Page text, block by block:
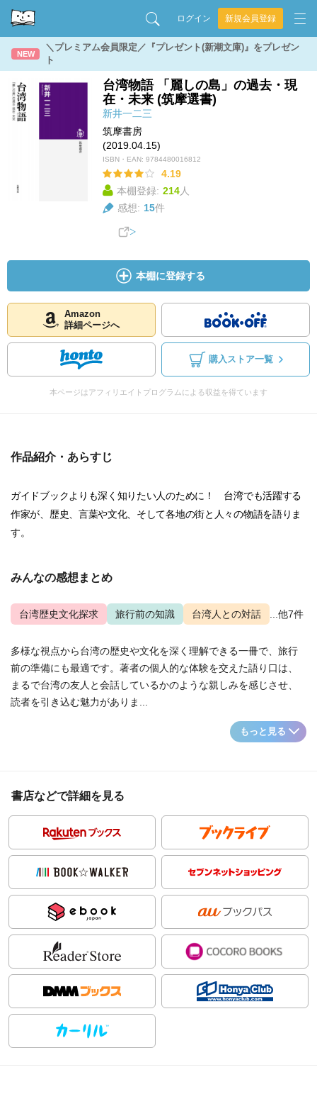
ログイン 新規会員登録
NEW
＼プレミアム会員限定／『プレゼント(新潮文庫)』をプレゼン
ト
台湾物語 「麗しの島」の過去・現
在・未来 (筑摩選書)
新井一二三
筑摩書房
(2019.04.15)
ISBN・EAN: 9784480016812
4.19
本棚登録: 214人
感想: 15件
本棚に登録する
Amazon
詳細ページへ
購入ストア一覧
本ページはアフィリエイトプログラムによる収益を得ています
作品紹介・あらすじ
ガイドブックよりも深く知りたい人のために！ 台湾でも活躍する
作家が、歴史、言葉や文化、そして各地の街と人々の物語を語りま
す。
みんなの感想まとめ
台湾歴史文化探求 旅行前の知識 台湾人との対話 ...他7件
多様な視点から台湾の歴史や文化を深く理解できる一冊で、旅行
前の準備にも最適です。著者の個人的な体験を交えた語り口は、
まるで台湾の友人と会話しているかのような親しみを感じさせ、
読者を引き込む魅力がありま...
もっと見る
書店などで詳細を見る